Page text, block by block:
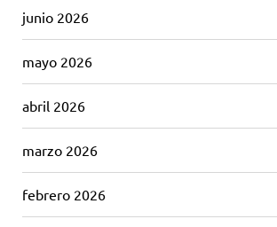
junio 2026
mayo 2026
abril 2026
marzo 2026
febrero 2026